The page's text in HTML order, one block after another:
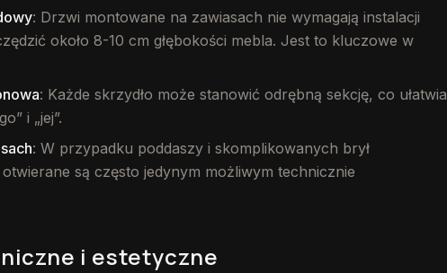
: Drzwi montowane na zawiasach nie wymagają instalacji
około 8-10 cm głębokości mebla. Jest to kluczowe w
: Każde skrzydło może stanowić odrębną sekcję, co ułatwia
i „jej”.
: W przypadku poddaszy i skomplikowanych brył
są często jedynym możliwym technicznie
i estetyczne